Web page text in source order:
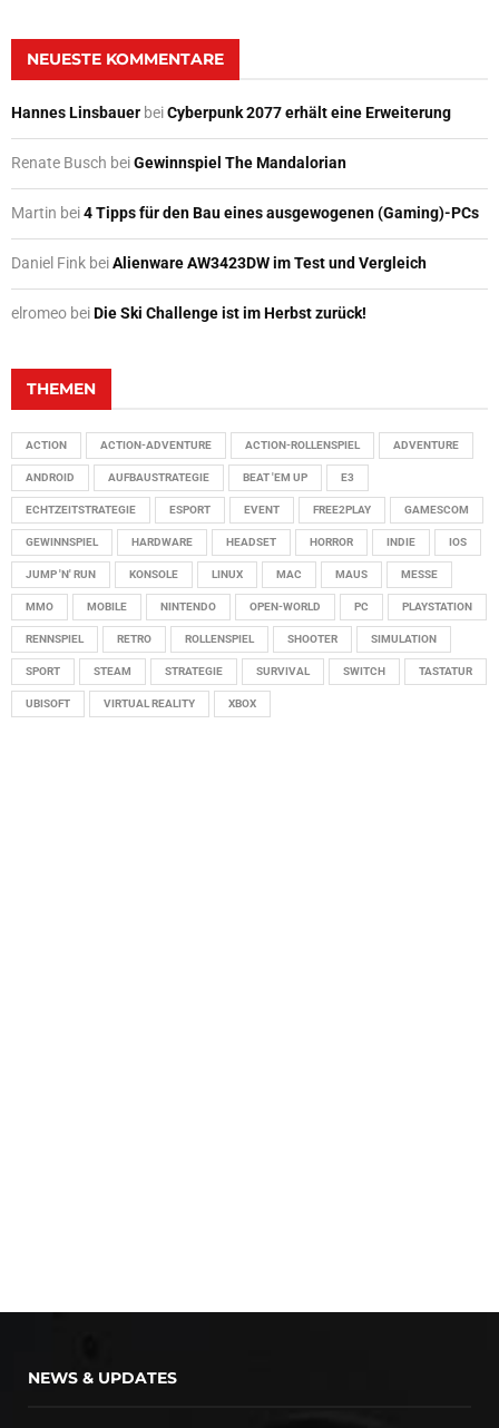
NEUESTE KOMMENTARE
Hannes Linsbauer beiCyberpunk 2077 erhält eine Erweiterung
Renate Busch beiGewinnspiel The Mandalorian
Martin bei4 Tipps für den Bau eines ausgewogenen (Gaming)-PCs
Daniel Fink beiAlienware AW3423DW im Test und Vergleich
elromeo beiDie Ski Challenge ist im Herbst zurück!
THEMEN
ACTION ACTION-ADVENTURE ACTION-ROLLENSPIEL ADVENTURE
ANDROID AUFBAUSTRATEGIE BEAT 'EM UP E3
ECHTZEITSTRATEGIE ESPORT EVENT FREE2PLAY GAMESCOM
GEWINNSPIEL HARDWARE HEADSET HORROR INDIE IOS
JUMP 'N' RUN KONSOLE LINUX MAC MAUS MESSE
MMO MOBILE NINTENDO OPEN-WORLD PC PLAYSTATION
RENNSPIEL RETRO ROLLENSPIEL SHOOTER SIMULATION
SPORT STEAM STRATEGIE SURVIVAL SWITCH TASTATUR
UBISOFT VIRTUAL REALITY XBOX
NEWS & UPDATES